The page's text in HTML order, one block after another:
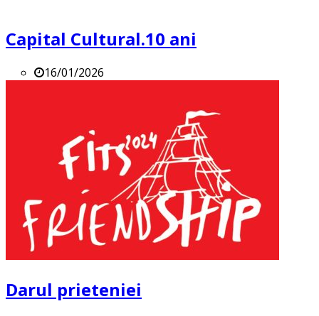
Capital Cultural.10 ani
16/01/2026
Darul prieteniei